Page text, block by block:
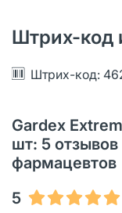
Штрих-код
Штрих-код:
Gardex
шт: 5
фармацевтов
5